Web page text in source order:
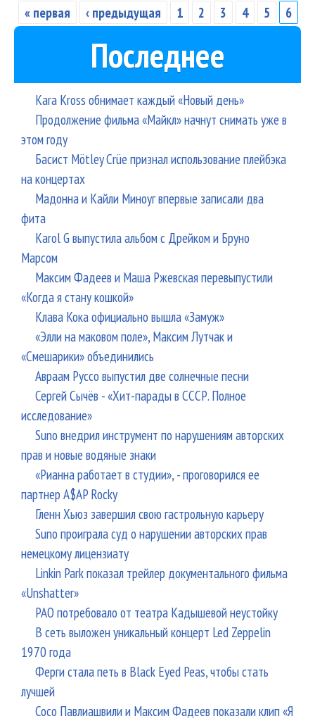
Страницы
« первая ‹ предыдущая 1 2 3 4 5 6
Последнее
Kara Kross обнимает каждый «Новый день»
Продолжение фильма «Майкл» начнут снимать уже в
этом году
Басист Mötley Crüe признал использование плейбэка
на концертах
Мадонна и Кайли Миноуг впервые записали два
фита
Karol G выпустила альбом с Дрейком и Бруно
Марсом
Максим Фадеев и Маша Ржевская перевыпустили
«Когда я стану кошкой»
Клава Кока официально вышла «Замуж»
«Элли на маковом поле», Максим Лутчак и
«Смешарики» объединились
Авраам Руссо выпустил две солнечные песни
Сергей Сычёв - «Хит-парады в СССР. Полное
исследование»
Suno внедрил инструмент по нарушениям авторских
прав и новые водяные знаки
«Рианна работает в студии», - проговорился ее
партнер A$AP Rocky
Гленн Хьюз завершил свою гастрольную карьеру
Suno проиграла суд о нарушении авторских прав
немецкому лицензиату
Linkin Park показал трейлер документального фильма
«Unshatter»
РАО потребовало от театра Кадышевой неустойку
В сеть выложен уникальный концерт Led Zeppelin
1970 года
Ферги стала петь в Black Eyed Peas, чтобы стать
лучшей
Сосо Павлиашвили и Максим Фадеев показали клип «Я